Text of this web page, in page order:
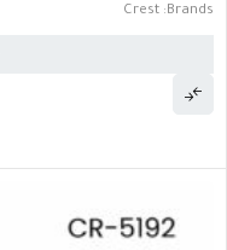
Brands:
Crest